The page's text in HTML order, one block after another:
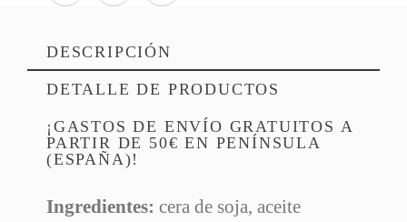
DESCRIPCIÓN
DETALLE DE PRODUCTOS
¡GASTOS DE ENVÍO GRATUITOS A
PARTIR DE 50€ EN PENÍNSULA
(ESPAÑA)!
Ingredientes: cera de soja, aceite